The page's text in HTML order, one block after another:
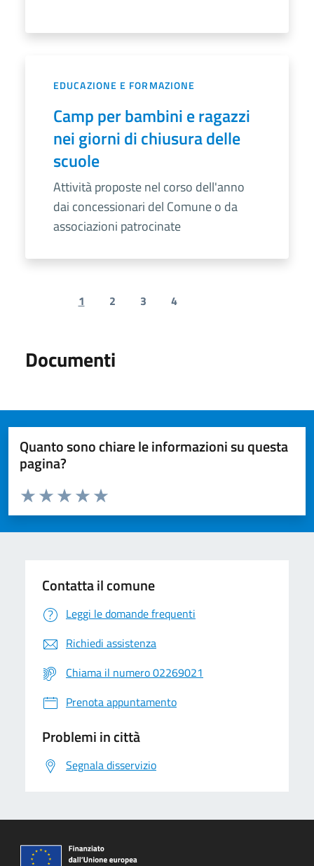
EDUCAZIONE E FORMAZIONE
Camp per bambini e ragazzi
nei giorni di chiusura delle
scuole
Attività proposte nel corso dell'anno
dai concessionari del Comune o da
associazioni patrocinate
Previous page
1 2 3 4
Documenti
Quanto sono chiare le informazioni su questa
pagina?
Valuta da 1 a 5 stelle la pagina
Valuta 5 stelle su 5
Valuta 4 stelle su 5
Valuta 3 stelle su 5
Valuta 2 stelle su 5
Valuta 1 stelle su 5
Contatta il comune
Leggi le domande frequenti
Richiedi assistenza
Chiama il numero 02269021
Prenota appuntamento
Problemi in città
Segnala disservizio